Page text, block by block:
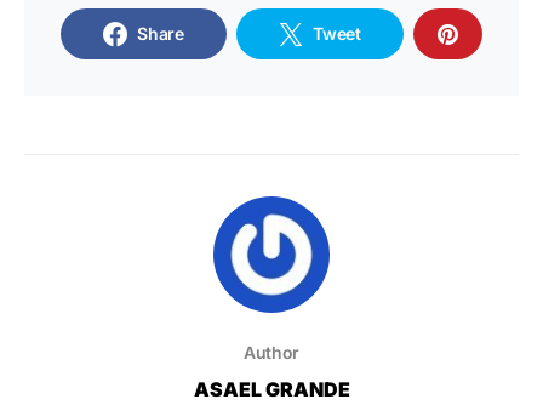
Share Tweet
Author
ASAEL GRANDE